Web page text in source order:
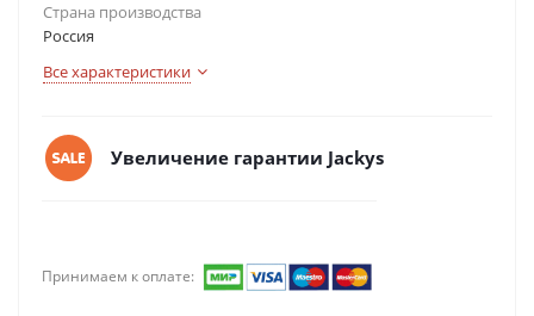
Страна производства
Россия
Все характеристики
Увеличение гарантии Jackys
Принимаем к оплате: